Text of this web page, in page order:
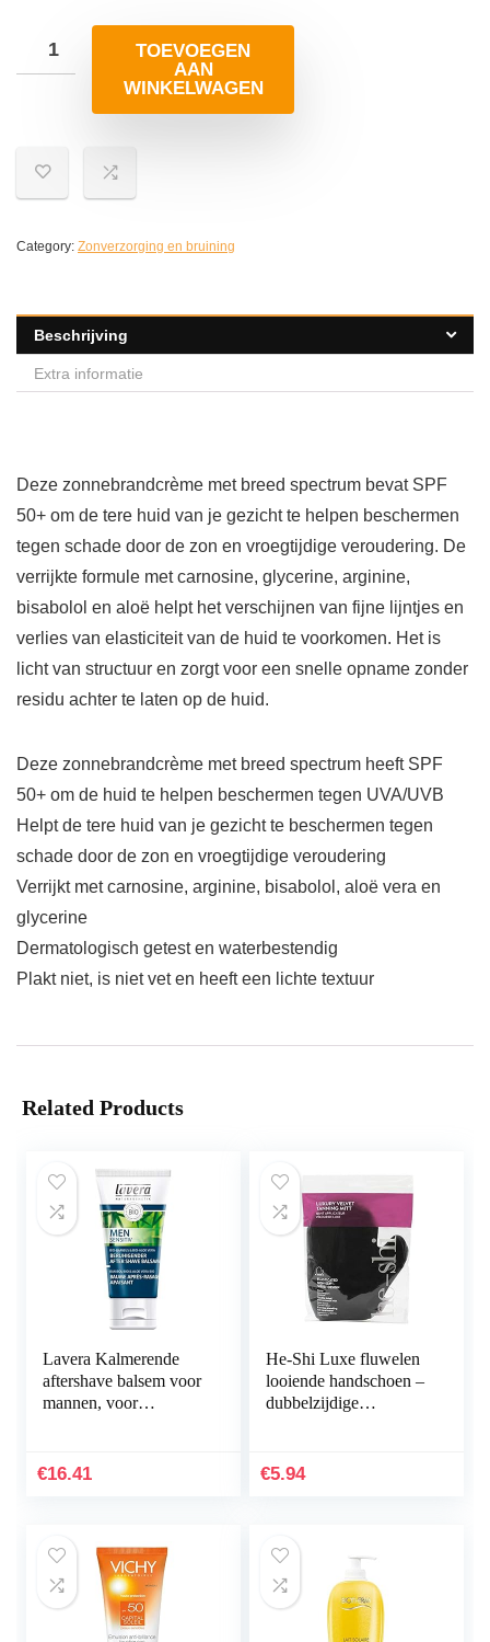
TOEVOEGEN
AAN
WINKELWAGEN
Category: Zonverzorging en bruining
Beschrijving
Extra informatie
Deze zonnebrandcrème met breed spectrum bevat SPF
50+ om de tere huid van je gezicht te helpen beschermen
tegen schade door de zon en vroegtijdige veroudering. De
verrijkte formule met carnosine, glycerine, arginine,
bisabolol en aloë helpt het verschijnen van fijne lijntjes en
verlies van elasticiteit van de huid te voorkomen. Het is
licht van structuur en zorgt voor een snelle opname zonder
residu achter te laten op de huid.
Deze zonnebrandcrème met breed spectrum heeft SPF
50+ om de huid te helpen beschermen tegen UVA/UVB
Helpt de tere huid van je gezicht te beschermen tegen
schade door de zon en vroegtijdige veroudering
Verrijkt met carnosine, arginine, bisabolol, aloë vera en
glycerine
Dermatologisch getest en waterbestendig
Plakt niet, is niet vet en heeft een lichte textuur
Related Products
Lavera Kalmerende
aftershave balsem voor
mannen, voor
ml)
€16.41
He-Shi Luxe fluwelen
looiende handschoen –
dubbelzijdige
handschoen –
€5.94